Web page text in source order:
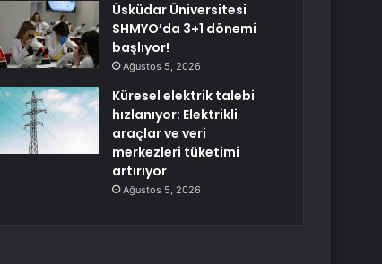
Üsküdar Üniversitesi
SHMYO’da 3+1 dönemi
başlıyor!
Ağustos 5, 2026
Küresel elektrik talebi
hızlanıyor: Elektrikli
araçlar ve veri
merkezleri tüketimi
artırıyor
Ağustos 5, 2026